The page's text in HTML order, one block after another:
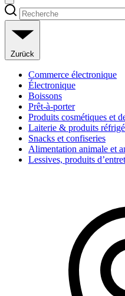
Zurück
Commerce électronique
Électronique
Boissons
Prêt-à-porter
Produits cosmétiques et
Laiterie & produits
Snacks et confiseries
Alimentation animale et
Lessives, produits